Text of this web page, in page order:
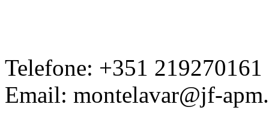
Telefone: +351
Email: montelavar@jf-